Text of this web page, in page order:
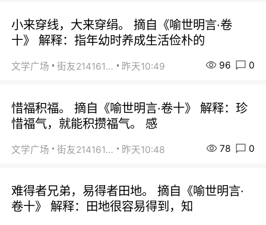
小来穿线，大来穿绢。 摘自《喻世明言·卷
十》 解释：指年幼时养成生活俭朴的
文学广场 街友21416156 昨天10:49 96 0
惜福积福。 摘自《喻世明言·卷十》 解释：珍
惜福气，就能积攒福气。 感
文学广场 街友21416156 昨天10:48 78 0
难得者兄弟，易得者田地。 摘自《喻世明言·
卷十》 解释：田地很容易得到，知